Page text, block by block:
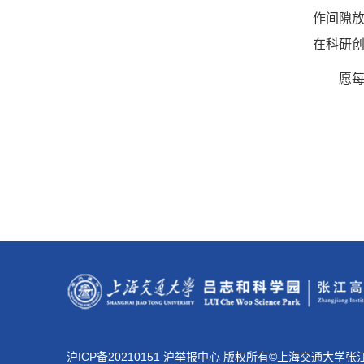
作间隙
在科研
愿
沪ICP备20210151 沪举报中心 版权所有©上海交通大学张